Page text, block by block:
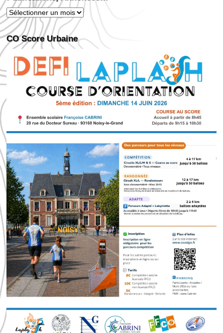
Publications,
Annonces…
CO Score Urbaine